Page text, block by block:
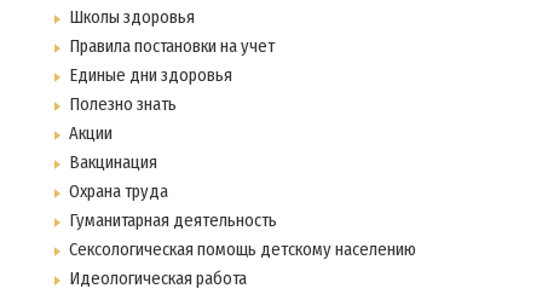
Школы здоровья
Правила постановки на учет
Единые дни здоровья
Полезно знать
Акции
Вакцинация
Охрана труда
Гуманитарная деятельность
Сексологическая помощь детскому населению
Идеологическая работа